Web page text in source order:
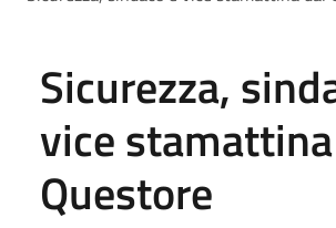
Sicurezza,
vice
Questore